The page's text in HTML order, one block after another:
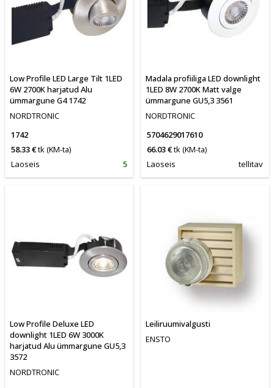
Low Profile LED Large Tilt 1LED
6W 2700K harjatud Alu
ümmargune G4 1742
NORDTRONIC
1742
58.33 €tk(KM-ta)
Laoseis
5
Madala profiiliga LED downlight
1LED 8W 2700K Matt valge
ümmargune GU5,3 3561
NORDTRONIC
5704629017610
66.03 €tk(KM-ta)
Laoseis
tellitav
Low Profile Deluxe LED
downlight 1LED 6W 3000K
harjatud Alu ümmargune GU5,3
3572
NORDTRONIC
Leiliruumivalgusti
ENSTO